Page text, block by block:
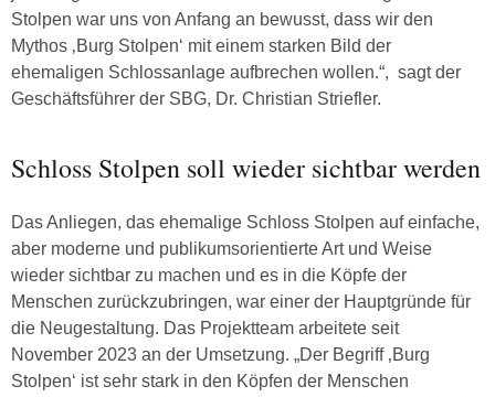
Stolpen war uns von Anfang an bewusst, dass wir den
Mythos ‚Burg Stolpen‘ mit einem starken Bild der
ehemaligen Schlossanlage aufbrechen wollen.“, sagt der
Geschäftsführer der SBG, Dr. Christian Striefler.
Schloss Stolpen soll wieder sichtbar werden
Das Anliegen, das ehemalige Schloss Stolpen auf einfache,
aber moderne und publikumsorientierte Art und Weise
wieder sichtbar zu machen und es in die Köpfe der
Menschen zurückzubringen, war einer der Hauptgründe für
die Neugestaltung. Das Projektteam arbeitete seit
November 2023 an der Umsetzung. „Der Begriff ‚Burg
Stolpen‘ ist sehr stark in den Köpfen der Menschen